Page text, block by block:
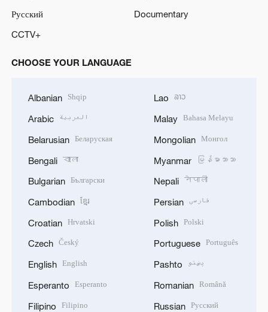
Русский
Documentary
CCTV+
CHOOSE YOUR LANGUAGE
Albanian Shqip
Arabic العربية
Belarusian Беларуская
Bengali বাংলা
Bulgarian Български
Cambodian ខ្មែរ
Croatian Hrvatski
Czech Český
English English
Esperanto Esperanto
Filipino Filipino
Lao ລາວ
Malay Bahasa Melayu
Mongolian Монгол
Myanmar မြန်မာဘာသာ
Nepali नेपाली
Persian فارسی
Polish Polski
Portuguese Português
Pashto پښتو
Romanian Română
Russian Русский